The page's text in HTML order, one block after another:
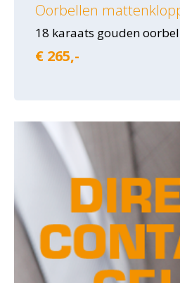
Oorbellen
18 karaats gouden
€ 265,-